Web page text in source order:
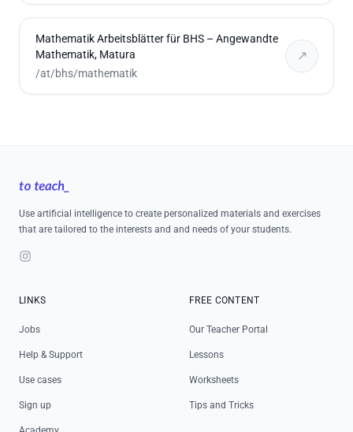
Mathematik Arbeitsblätter für BHS – Angewandte
Mathematik, Matura
/at/bhs/mathematik
↗
Use artificial intelligence to create personalized materials and exercises
that are tailored to the interests and and needs of your students.
Instagram
LINKS
Jobs
Help & Support
Use cases
Sign up
FREE CONTENT
Our Teacher Portal
Lessons
Worksheets
Tips and Tricks